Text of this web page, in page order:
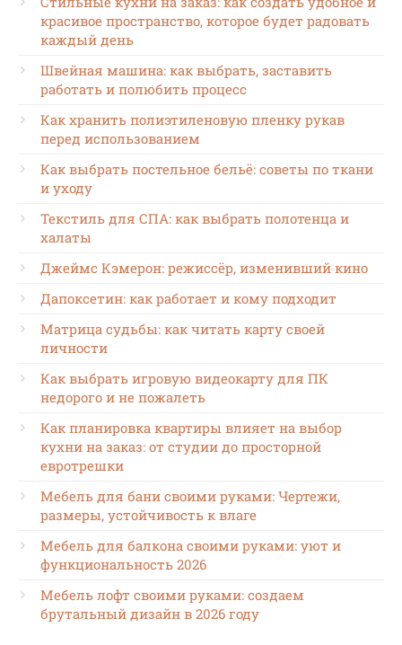
красивое пространство, которое будет радовать
каждый день
Швейная машина: как выбрать, заставить
работать и полюбить процесс
Как хранить полиэтиленовую пленку рукав
перед использованием
Как выбрать постельное бельё: советы по ткани
и уходу
Текстиль для СПА: как выбрать полотенца и
халаты
Джеймс Кэмерон: режиссёр, изменивший кино
Дапоксетин: как работает и кому подходит
Матрица судьбы: как читать карту своей
личности
Как выбрать игровую видеокарту для ПК
недорого и не пожалеть
Как планировка квартиры влияет на выбор
кухни на заказ: от студии до просторной
евротрешки
Мебель для бани своими руками: Чертежи,
размеры, устойчивость к влаге
Мебель для балкона своими руками: уют и
функциональность 2026
Мебель лофт своими руками: создаем
брутальный дизайн в 2026 году